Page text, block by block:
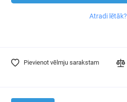
Atradi lētāk?
Pievienot vēlmju sarakstam